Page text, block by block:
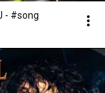
- #song